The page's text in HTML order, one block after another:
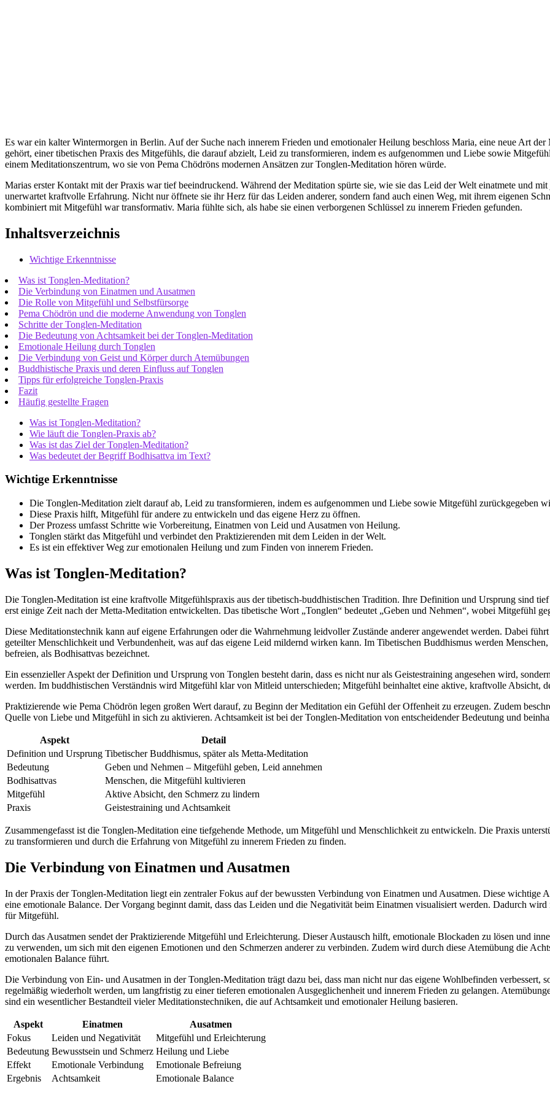
Es war ein kalter Wintermorgen in Berlin. Auf der Suche nach innerem Frieden und emotionaler Heilung beschloss Maria, eine neue Art
gehört, einer tibetischen Praxis des Mitgefühls, die darauf abzielt, Leid zu transformieren, indem es aufgenommen und Liebe sowie
einem Meditationszentrum, wo sie von Pema Chödröns modernen Ansätzen zur Tonglen-Meditation hören würde.
Marias erster Kontakt mit der Praxis war tief beeindruckend. Während der Meditation spürte sie, wie sie das Leid der Welt einatmete und
unerwartet kraftvolle Erfahrung. Nicht nur öffnete sie ihr Herz für das Leiden anderer, sondern fand auch einen Weg, mit ihrem eigenen
kombiniert mit Mitgefühl war transformativ. Maria fühlte sich, als habe sie einen verborgenen Schlüssel zu innerem Frieden gefunden.
Inhaltsverzeichnis
Wichtige Erkenntnisse
Was ist Tonglen-Meditation?
Die Verbindung von Einatmen und Ausatmen
Die Rolle von Mitgefühl und Selbstfürsorge
Pema Chödrön und die moderne Anwendung von Tonglen
Schritte der Tonglen-Meditation
Die Bedeutung von Achtsamkeit bei der Tonglen-Meditation
Emotionale Heilung durch Tonglen
Die Verbindung von Geist und Körper durch Atemübungen
Buddhistische Praxis und deren Einfluss auf Tonglen
Tipps für erfolgreiche Tonglen-Praxis
Fazit
Häufig gestellte Fragen
Was ist Tonglen-Meditation?
Wie läuft die Tonglen-Praxis ab?
Was ist das Ziel der Tonglen-Meditation?
Was bedeutet der Begriff Bodhisattva im Text?
Wichtige Erkenntnisse
Die Tonglen-Meditation zielt darauf ab, Leid zu transformieren, indem es aufgenommen und Liebe sowie Mitgefühl zurückgegeben
Diese Praxis hilft, Mitgefühl für andere zu entwickeln und das eigene Herz zu öffnen.
Der Prozess umfasst Schritte wie Vorbereitung, Einatmen von Leid und Ausatmen von Heilung.
Tonglen stärkt das Mitgefühl und verbindet den Praktizierenden mit dem Leiden in der Welt.
Es ist ein effektiver Weg zur emotionalen Heilung und zum Finden von innerem Frieden.
Was ist Tonglen-Meditation?
Die Tonglen-Meditation ist eine kraftvolle Mitgefühlspraxis aus der tibetisch-buddhistischen Tradition. Ihre Definition und Ursprung sind
erst einige Zeit nach der Metta-Meditation entwickelten. Das tibetische Wort „Tonglen“ bedeutet „Geben und Nehmen“, wobei Mitgefühl
Diese Meditationstechnik kann auf eigene Erfahrungen oder die Wahrnehmung leidvoller Zustände anderer angewendet werden. Dabei
geteilter Menschlichkeit und Verbundenheit, was auf das eigene Leid mildernd wirken kann. Im Tibetischen Buddhismus werden
befreien, als Bodhisattvas bezeichnet.
Ein essenzieller Aspekt der Definition und Ursprung von Tonglen besteht darin, dass es nicht nur als Geistestraining angesehen wird,
werden. Im buddhistischen Verständnis wird Mitgefühl klar von Mitleid unterschieden; Mitgefühl beinhaltet eine aktive, kraftvolle Absicht,
Praktizierende wie Pema Chödrön legen großen Wert darauf, zu Beginn der Meditation ein Gefühl der Offenheit zu erzeugen. Zudem
Quelle von Liebe und Mitgefühl in sich zu aktivieren. Achtsamkeit ist bei der Tonglen-Meditation von entscheidender Bedeutung und
Aspekt
Detail
Definition und Ursprung Tibetischer Buddhismus, später als Metta-Meditation
Bedeutung
Geben und Nehmen – Mitgefühl geben, Leid annehmen
Bodhisattvas
Menschen, die Mitgefühl kultivieren
Mitgefühl
Aktive Absicht, den Schmerz zu lindern
Praxis
Geistestraining und Achtsamkeit
Zusammengefasst ist die Tonglen-Meditation eine tiefgehende Methode, um Mitgefühl und Menschlichkeit zu entwickeln. Die Praxis
zu transformieren und durch die Erfahrung von Mitgefühl zu innerem Frieden zu finden.
Die Verbindung von Einatmen und Ausatmen
In der Praxis der Tonglen-Meditation liegt ein zentraler Fokus auf der bewussten Verbindung von Einatmen und Ausatmen. Diese
eine emotionale Balance. Der Vorgang beginnt damit, dass das Leiden und die Negativität beim Einatmen visualisiert werden. Dadurch
für Mitgefühl.
Durch das Ausatmen sendet der Praktizierende Mitgefühl und Erleichterung. Dieser Austausch hilft, emotionale Blockaden zu lösen und
zu verwenden, um sich mit den eigenen Emotionen und den Schmerzen anderer zu verbinden. Zudem wird durch diese Atemübung die
emotionalen Balance führt.
Die Verbindung von Ein- und Ausatmen in der Tonglen-Meditation trägt dazu bei, dass man nicht nur das eigene Wohlbefinden verbessert,
regelmäßig wiederholt werden, um langfristig zu einer tieferen emotionalen Ausgeglichenheit und innerem Frieden zu gelangen.
sind ein wesentlicher Bestandteil vieler Meditationstechniken, die auf Achtsamkeit und emotionaler Heilung basieren.
Aspekt Einatmen
Ausatmen
Fokus
Leiden und Negativität
Mitgefühl und Erleichterung
Bedeutung Bewusstsein und Schmerz Heilung und Liebe
Effekt
Emotionale Verbindung
Emotionale Befreiung
Ergebnis
Achtsamkeit Emotionale Balance